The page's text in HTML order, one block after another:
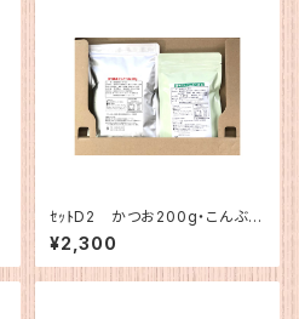
ｾｯﾄD2 かつお200g・こんぶ12
0g
¥2,300